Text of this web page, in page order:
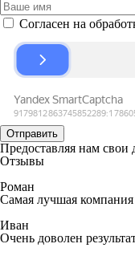
Согласен на
Отправить
Предоставляя нам
Отзывы
Роман
Самая лучшая
Иван
Очень доволен